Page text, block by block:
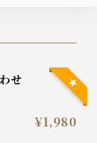
せ
¥1,980